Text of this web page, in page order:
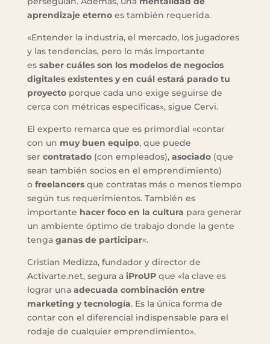
aprendizaje eterno es también requerida.
«Entender la industria, el mercado, los jugadores
y las tendencias, pero lo más importante
es saber cuáles son los modelos de negocios
digitales existentes y en cuál estará parado tu
proyecto porque cada uno exige seguirse de
cerca con métricas específicas», sigue Cervi.
El experto remarca que es primordial «contar
con un muy buen equipo, que puede
ser contratado(con empleados), asociado(que
sean también socios en el emprendimiento)
o freelancersque contratas más o menos tiempo
según tus requerimientos. También es
importante hacer foco en la cultura para generar
un ambiente óptimo de trabajo donde la gente
tenga ganas de participar«.
Cristian Medizza, fundador y director de
Activarte.net, segura a iProUP que «la clave es
lograr una adecuada combinación entre
marketing y tecnología. Es la única forma de
contar con el diferencial indispensable para el
rodaje de cualquier emprendimiento».